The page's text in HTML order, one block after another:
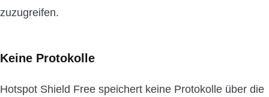
zuzugreifen.
Keine Protokolle
Hotspot Shield Free speichert keine Protokolle über die